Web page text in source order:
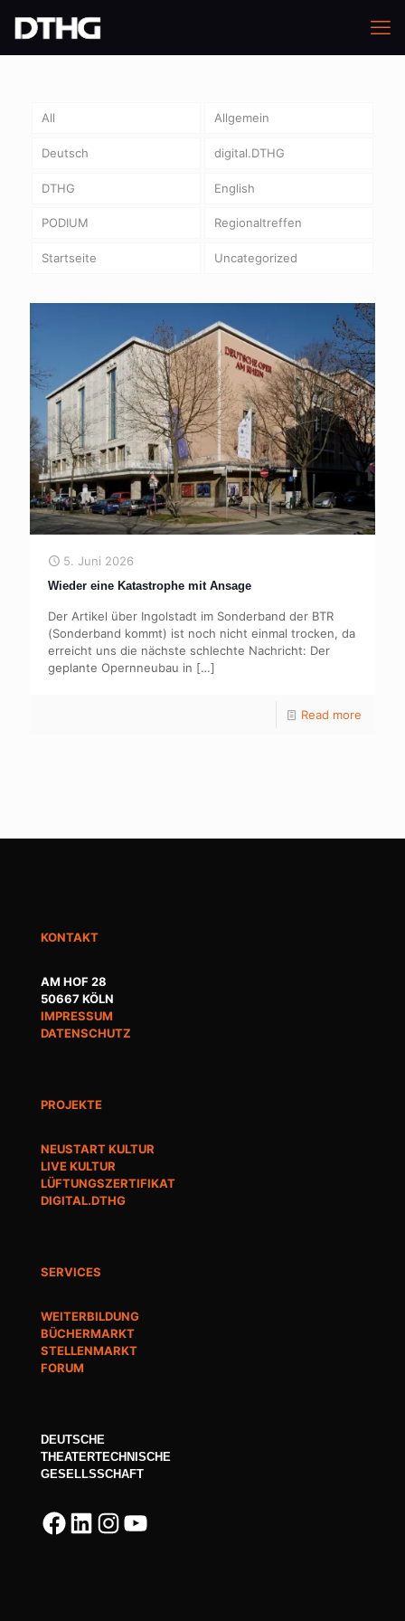
All Allgemein
Deutsch digital.DTHG
DTHG English
PODIUM Regionaltreffen
Startseite Uncategorized
5. Juni 2026
Wieder eine Katastrophe mit Ansage
Der Artikel über Ingolstadt im Sonderband der BTR
(Sonderband kommt) ist noch nicht einmal trocken, da
erreicht uns die nächste schlechte Nachricht: Der
geplante Opernneubau in […]
Read more
KONTAKT
AM HOF 28
50667 KÖLN
IMPRESSUM
DATENSCHUTZ
PROJEKTE
NEUSTART KULTUR
LIVE KULTUR
LÜFTUNGSZERTIFIKAT
DIGITAL.DTHG
SERVICES
WEITERBILDUNG
BÜCHERMARKT
STELLENMARKT
FORUM
DEUTSCHE
THEATERTECHNISCHE
GESELLSSCHAFT
Facebook
LinkedIn
Instagram
YouTube